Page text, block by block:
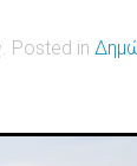
Posted in